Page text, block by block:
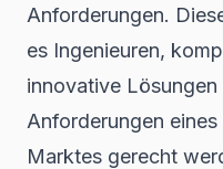
Anforderungen.
es Ingenieuren,
innovative
Anforderungen
Marktes gerecht